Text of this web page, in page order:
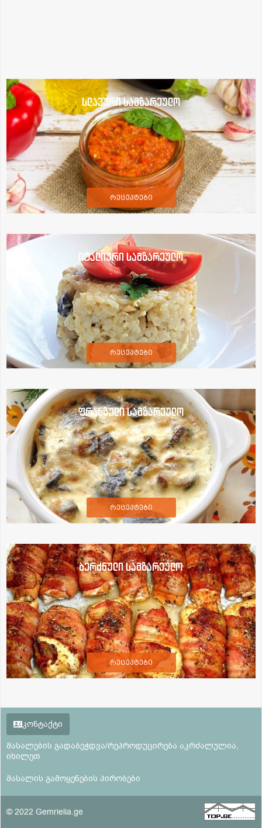
სლავური სამზარეულო
რეცეპტები
იტალიური სამზარეულო
რეცეპტები
ფრანგული სამზარეულო
რეცეპტები
ბერძნული სამზარეულო
რეცეპტები
კონტაქტი
მასალების გადაბეჭდვა/რეპროდუცირება აკრძალულია,
იხილეთ
მასალის გამოყენების პირობები
© 2022 Gemrielia.ge